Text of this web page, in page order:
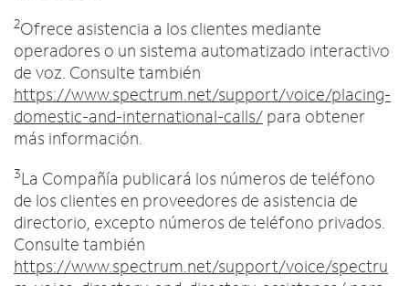
2Ofrece asistencia a los clientes mediante
operadores o un sistema automatizado interactivo
de voz. Consulte también
https://www.spectrum.net/support/voice/placing-
domestic-and-international-calls/ para obtener
más información.
3La Compañía publicará los números de teléfono
de los clientes en proveedores de asistencia de
directorio, excepto números de teléfono privados.
Consulte también
https://www.spectrum.net/support/voice/spectru